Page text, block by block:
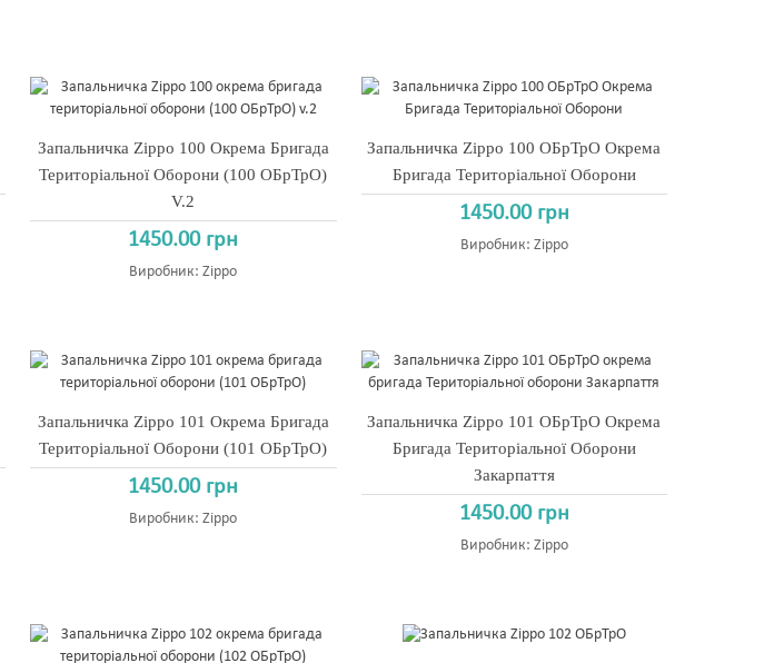
Запальничка Zippo 100 Окрема Бригада
Територіальної Оборони (100 ОБрТрО)
V.2
1450.00 грн
Виробник:Zippo
Запальничка Zippo 100 ОБрТрО Окрема
Бригада Територіальної Оборони
1450.00 грн
Виробник: Zippo
Запальничка Zippo 101 Окрема Бригада
Територіальної Оборони (101 ОБрТрО)
1450.00 грн
Виробник:Zippo
Запальничка Zippo 101 ОБрТрО Окрема
Бригада Територіальної Оборони
Закарпаття
1450.00 грн
Виробник: Zippo